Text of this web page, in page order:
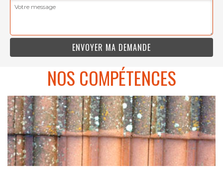
NOS COMPÉTENCES